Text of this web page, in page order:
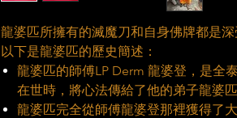
龍婆匹所擁有的滅魔刀和自身佛牌都是深
以下是龍婆匹的歷史簡述：
龍婆匹的師傅LP Derm 龍婆登，是全
在世時，將心法傳給了他的弟子龍婆匹
龍婆匹完全從師傅龍婆登那裡獲得了